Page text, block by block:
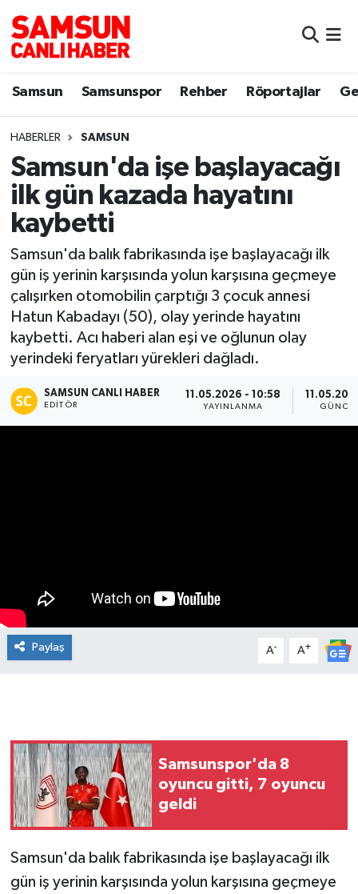
Samsun Samsunspor Rehber Röportajlar
HABERLER SAMSUN
Samsun'da işe başlayacağı
ilk gün kazada hayatını
kaybetti
Samsun'da balık fabrikasında işe başlayacağı ilk
gün iş yerinin karşısında yolun karşısına geçmeye
çalışırken otomobilin çarptığı 3 çocuk annesi
Hatun Kabadayı (50), olay yerinde hayatını
kaybetti. Acı haberi alan eşi ve oğlunun olay
yerindeki feryatları yürekleri dağladı.
SAMSUN CANLI HABER
EDITÖR
11.05.2026 - 10:58
YAYINLANMA
Paylaş A- A+
Samsunspor'da 8
oyuncu gitti, 7 oyuncu
geldi
Samsun'da balık fabrikasında işe başlayacağı ilk
gün iş yerinin karşısında yolun karşısına geçmeye
Samsun
Sokak Röportajları
Genel
Dünya
Sağlık
Yemek
Manşet Haberi
Samsun Nöbetçi Eczaneler
Samsun Hava Durumu
Samsun Namaz Vakitleri
Samsun Trafik Yoğunluk Haritası
Süper Lig Puan Durumu ve Fikstür
Son Dakika Haberleri
Haber Arşivi